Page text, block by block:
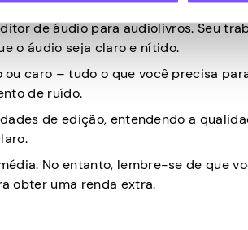
de áudio para audiolivros. Seu
o áudio seja claro e nítido.
caro – tudo o que você precisa
de ruído.
de edição, entendendo a
No entanto, lembre-se de que
obter uma renda extra.